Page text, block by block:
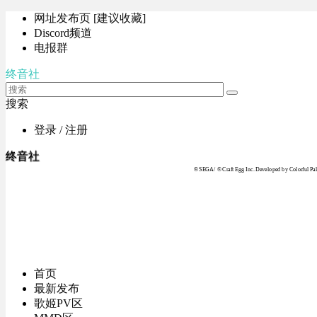
网址发布页 [建议收藏]
Discord频道
电报群
终音社
搜索
登录 / 注册
终音社
© SEGA / © Craft Egg Inc. Developed by Colorful
首页
最新发布
歌姬PV区